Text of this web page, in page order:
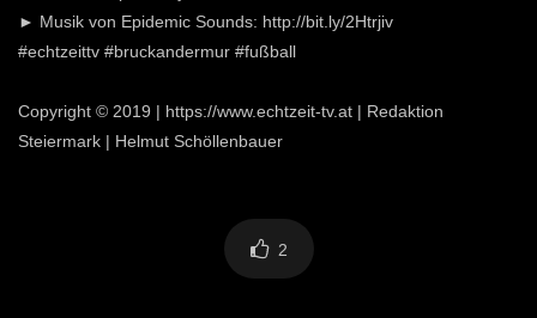
► Musik von Epidemic Sounds: http://bit.ly/2Htrjiv
#echtzeittv #bruckandermur #fußball
Copyright © 2019 | https://www.echtzeit-tv.at | Redaktion
Steiermark | Helmut Schöllenbauer
2